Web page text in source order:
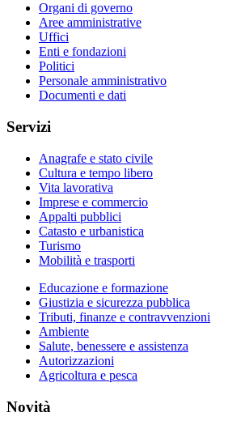
Organi di governo
Aree amministrative
Uffici
Enti e fondazioni
Politici
Personale amministrativo
Documenti e dati
Servizi
Anagrafe e stato civile
Cultura e tempo libero
Vita lavorativa
Imprese e commercio
Appalti pubblici
Catasto e urbanistica
Turismo
Mobilità e trasporti
Educazione e formazione
Giustizia e sicurezza pubblica
Tributi, finanze e contravvenzioni
Ambiente
Salute, benessere e assistenza
Autorizzazioni
Agricoltura e pesca
Novità